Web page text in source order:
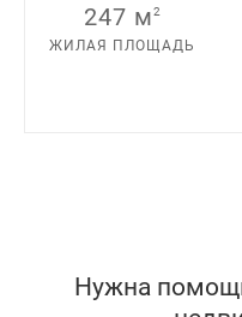
247 м2
ЖИЛАЯ ПЛОЩАДЬ
Нужна